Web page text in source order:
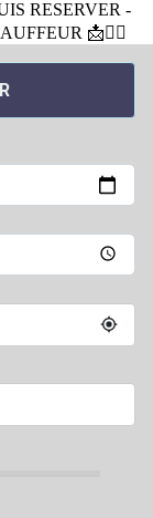
RESERVER -
📩👨‍✈️